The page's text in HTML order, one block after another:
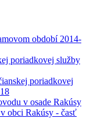
období 2014-
poriadkovej služby
poriadkovej
v osade Rakúsy
obci Rakúsy - časť